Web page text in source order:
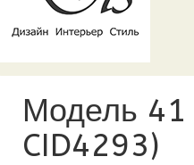
Модель 41
CID4293)